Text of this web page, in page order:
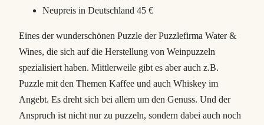
Neupreis in Deutschland 45 €
Eines der wunderschönen Puzzle der Puzzlefirma Water &
Wines, die sich auf die Herstellung von Weinpuzzeln
spezialisiert haben. Mittlerweile gibt es aber auch z.B.
Puzzle mit den Themen Kaffee und auch Whiskey im
Angebt. Es dreht sich bei allem um den Genuss. Und der
Anspruch ist nicht nur zu puzzeln, sondern dabei auch noch